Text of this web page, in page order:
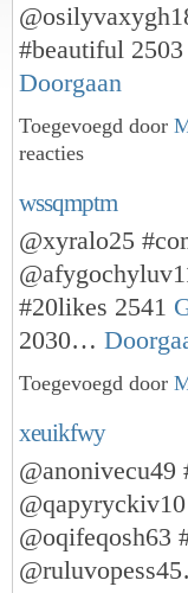
#beautiful 2503
Doorgaan
Toegevoegd door
reacties
wssqmptm
@xyralo25
#20likes 2541
2030…
Toegevoegd door
xeuikfwy
@anonivecu49
@oqifeqosh63